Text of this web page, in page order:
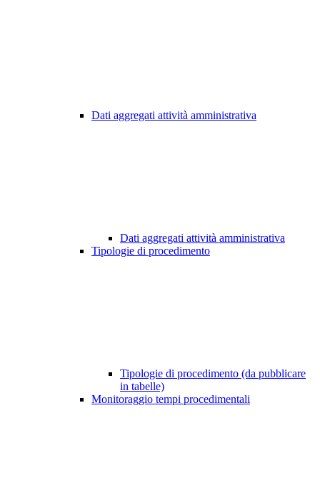
Dati aggregati attività amministrativa
Dati aggregati attività amministrativa
Tipologie di procedimento
Tipologie di procedimento (da pubblicare
in tabelle)
Monitoraggio tempi procedimentali